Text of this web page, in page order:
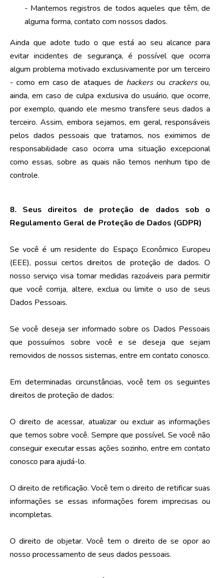
- Mantemos registros de todos aqueles que têm, de
alguma forma, contato com nossos dados.
Ainda que adote tudo o que está ao seu alcance para
evitar incidentes de segurança, é possível que ocorra
algum problema motivado exclusivamente por um terceiro
- como em caso de ataques de hackersou crackersou,
ainda, em caso de culpa exclusiva do usuário, que ocorre,
por exemplo, quando ele mesmo transfere seus dados a
terceiro. Assim, embora sejamos, em geral, responsáveis
pelos dados pessoais que tratamos, nos eximimos de
responsabilidade caso ocorra uma situação excepcional
como essas, sobre as quais não temos nenhum tipo de
controle.
8. Seus direitos de proteção de dados sob o
Regulamento Geral de Proteção de Dados (GDPR)
Se você é um residente do Espaço Econômico Europeu
(EEE), possui certos direitos de proteção de dados. O
nosso serviço visa tomar medidas razoáveis ​​para permitir
que você corrija, altere, exclua ou limite o uso de seus
Dados Pessoais.
Se você deseja ser informado sobre os Dados Pessoais
que possuímos sobre você e se deseja que sejam
removidos de nossos sistemas, entre em contato conosco.
Em determinadas circunstâncias, você tem os seguintes
direitos de proteção de dados:
O direito de acessar, atualizar ou excluir as informações
que temos sobre você. Sempre que possível. Se você não
conseguir executar essas ações sozinho, entre em contato
conosco para ajudá-lo.
O direito de retificação. Você tem o direito de retificar suas
informações se essas informações forem imprecisas ou
incompletas.
O direito de objetar. Você tem o direito de se opor ao
nosso processamento de seus dados pessoais.